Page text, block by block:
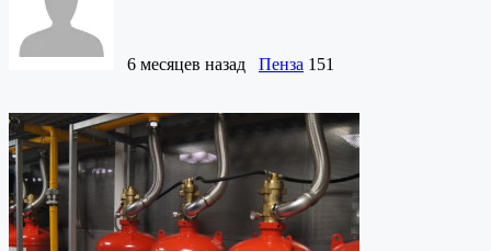
6 месяцев назад Пенза 151